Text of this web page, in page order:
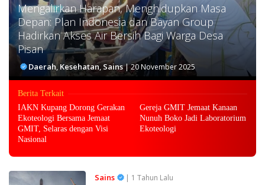
Mengalirkan Harapan, Menghidupkan Masa
Depan: Plan Indonesia dan Bayan Group
Hadirkan Akses Air Bersih Bagi Warga Desa
Pisan
Daerah,Kesehatan, Sains|20 November 2025
Berita Terkait
IAKN Kupang Dorong Gerakan
Ekoteologi Bersama Jemaat
GMIT, Selaras dengan Visi
Nasional
Gereja GMIT Jemaat Kanaan
Nunuh Boko Jadi Laboratorium
Ekoteologi
Sains
| 1 Tahun Lalu